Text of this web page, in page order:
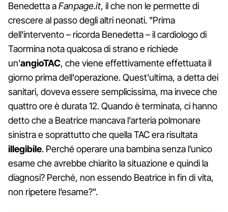
Benedetta aFanpage.it, il che non le permette di
crescere al passo degli altri neonati. "Prima
dell'intervento – ricorda Benedetta – il cardiologo di
Taormina nota qualcosa di strano e richiede
un'angioTAC, che viene effettivamente effettuata il
giorno prima dell'operazione. Quest'ultima, a detta dei
sanitari, doveva essere semplicissima, ma invece che
quattro ore è durata 12. Quando è terminata, ci hanno
detto che a Beatrice mancava l'arteria polmonare
sinistra e soprattutto che quella TAC era risultata
illegibile. Perché operare una bambina senza l’unico
esame che avrebbe chiarito la situazione e quindi la
diagnosi? Perché, non essendo Beatrice in fin di vita,
non ripetere l’esame?".